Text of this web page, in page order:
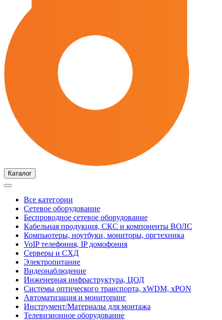
Каталог
Все категории
Сетевое оборудование
Беспроводное сетевое оборудование
Кабельная продукция, СКС и компоненты ВОЛС
Компьютеры, ноутбуки, мониторы, оргтехника
VoIP телефония, IP домофония
Серверы и СХД
Электропитание
Видеонаблюдение
Инженерная инфраструктура, ЦОД
Системы оптического транспорта, xWDM, xPON
Автоматизация и мониторинг
Инструмент/Материалы для монтажа
Телевизионное оборудование